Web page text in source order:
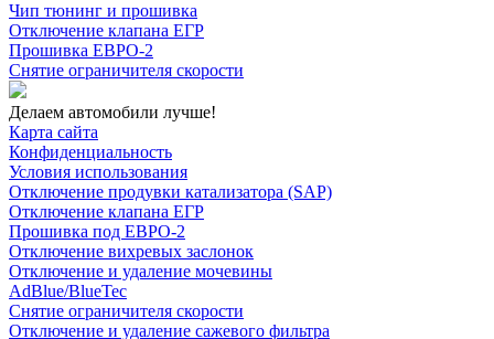
Чип тюнинг и прошивка
Отключение клапана ЕГР
Прошивка ЕВРО-2
Снятие ограничителя скорости
Делаем автомобили лучше!
Карта сайта
Конфиденциальность
Условия использования
Отключение продувки катализатора (SAP)
Отключение клапана ЕГР
Прошивка под ЕВРО-2
Отключение вихревых заслонок
Отключение и удаление мочевины
AdBlue/BlueTec
Снятие ограничителя скорости
Отключение и удаление сажевого фильтра